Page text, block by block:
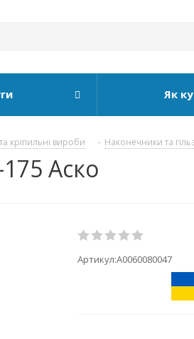
Як
кріпильні вироби - Наконечники та
Аско
Артикул:A0060080047